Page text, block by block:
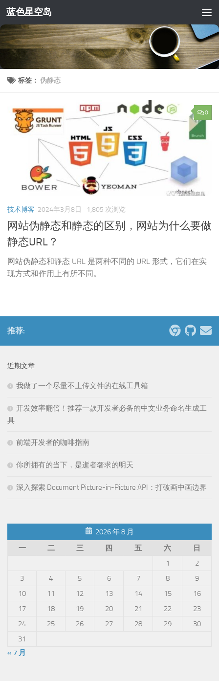
跳至内容
蓝色星空岛
标签： 伪静态
0
技术博客 2024年3月8日 1,805 次浏览
网站伪静态和静态的区别，网站为什么要做
静态URL？
网站伪静态和静态 URL 是两种不同的 URL 形式，它们在实
现方式和作用上有所不同。
推荐:
近期文章
我做了一个尽量不上传文件的在线工具箱
开发效率翻倍！推荐一款开发者必备的中文业务命名生成工
具
前端开发者的咖啡指南
你所拥有的当下，是逝者奢求的明天
深入探索 Document Picture-in-Picture API：打破画中画边界
2026 年 8 月
一
二 三 四 五 六
日
1
2
3
4 5 6 7 8
9
10
11 12 13 14 15
16
17
18 19 20 21 22
23
24
25 26 27 28 29
30
31
« 7 月